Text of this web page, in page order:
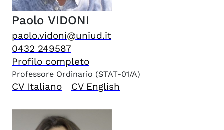
Paolo VIDONI
paolo.vidoni@uniud.it
0432 249587
Profilo completo
Professore Ordinario (STAT-01/A)
CV Italiano CV English